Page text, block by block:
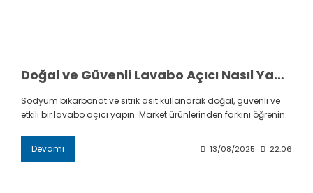
Doğal ve Güvenli Lavabo Açıcı Nasıl Yapılır? Market Ürünlerinden Farkı Nedir?
Sodyum bikarbonat ve sitrik asit kullanarak doğal, güvenli ve
etkili bir lavabo açıcı yapın. Market ürünlerinden farkını öğrenin.
Devamı 13/08/2025 22:06